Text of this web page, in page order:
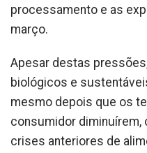
processamento e as
março.
Apesar destas
biológicos e
mesmo depois que os
consumidor
crises anteriores de